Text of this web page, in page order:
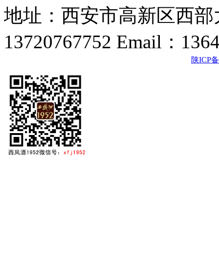
地址：西安市高新区西
13720767752 Email：
陕ICP